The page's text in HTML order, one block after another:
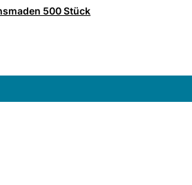
500 Stück